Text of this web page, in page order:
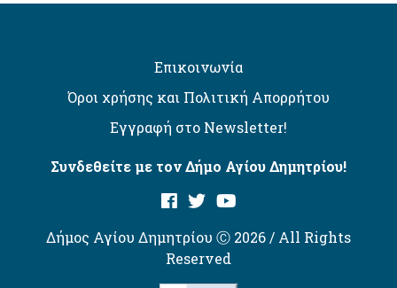
Επικοινωνία
Όροι χρήσης και Πολιτική Απορρήτου
Εγγραφή στο Newsletter!
Συνδεθείτε με τον Δήμο Αγίου Δημητρίου!
Δήμος Αγίου Δημητρίου Ⓒ 2026 / All Rights
Reserved